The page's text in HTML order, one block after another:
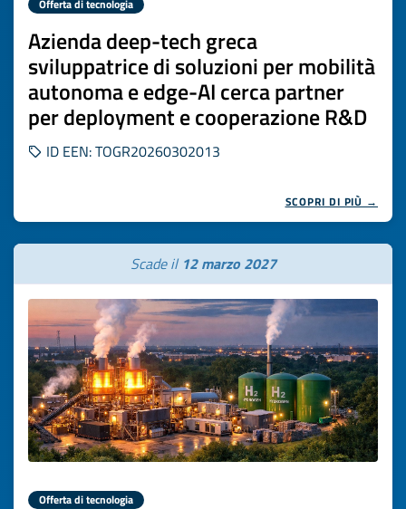
Offerta di tecnologia
Azienda deep-tech greca
sviluppatrice di soluzioni per mobilità
autonoma e edge-AI cerca partner
per deployment e cooperazione R&D
ID EEN: TOGR20260302013
SCOPRI DI PIÙ →
Scade il 12 marzo 2027
Offerta di tecnologia